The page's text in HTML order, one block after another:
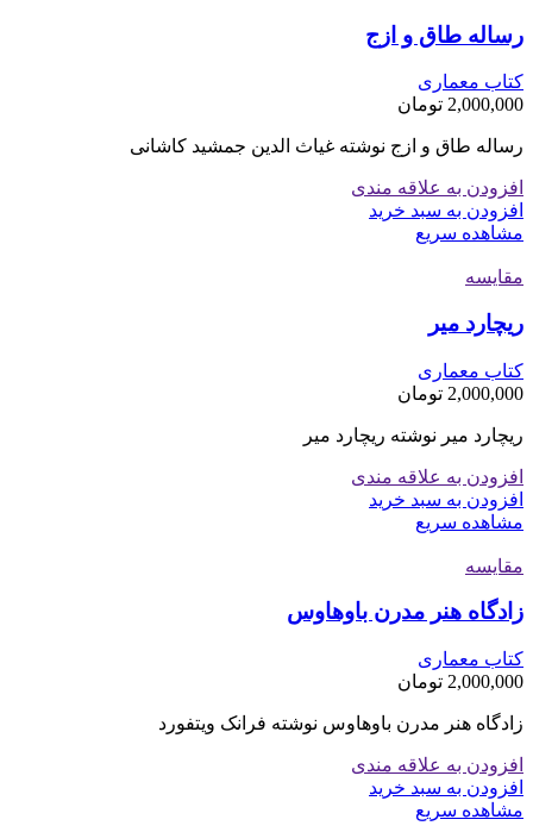
رساله طاق و ازج
کتاب معماری
2,000,000 تومان
رساله طاق و ازج نوشته غیاث الدین جمشید کاشانی
افزودن به علاقه مندی
افزودن به سبد خرید
مشاهده سریع
مقایسه
ریچارد میر
کتاب معماری
2,000,000 تومان
ریچارد میر نوشته ریچارد میر
افزودن به علاقه مندی
افزودن به سبد خرید
مشاهده سریع
مقایسه
زادگاه هنر مدرن باوهاوس
کتاب معماری
2,000,000 تومان
زادگاه هنر مدرن باوهاوس نوشته فرانک ویتفورد
افزودن به علاقه مندی
افزودن به سبد خرید
مشاهده سریع